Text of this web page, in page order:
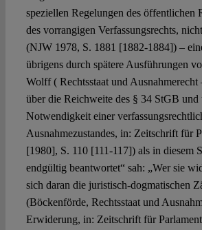
speziellen Regelungen des öffentlichen
des vorrangigen Verfassungsrechts,
(NJW 1978, S. 1881 [1882-1884]) –
übrigens durch spätere Ausführungen
Wolff ( Rechtsstaat und
über die Reichweite des § 34 StGB und
Notwendigkeit einer
Ausnahmezustandes, in: Zeitschrift für
[1980], S. 110 [111-117]) als in diesem
endgültig beantwortet“ sah: „Wer sie
sich daran die juristisch-dogmatischen
(Böckenförde, Rechtsstaat und
Erwiderung, in: Zeitschrift für